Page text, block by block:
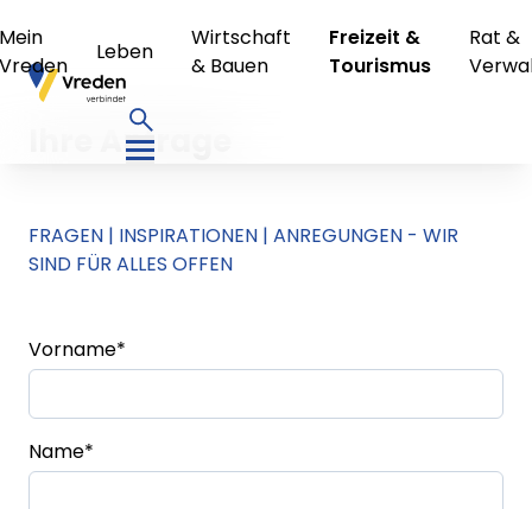
Mein
Vreden
Leben
Wirtschaft
& Bauen
Freizeit &
Tourismus
Rat &
Ihre Anfrage
FRAGEN | INSPIRATIONEN | ANREGUNGEN - WIR
SIND FÜR ALLES OFFEN
Vorname*
Name*